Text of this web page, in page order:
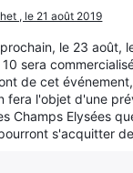
, le 21 août 2019
le 23 août,
sera
de cet
fera l'objet d'une
Champs Elysées
s'acquitter